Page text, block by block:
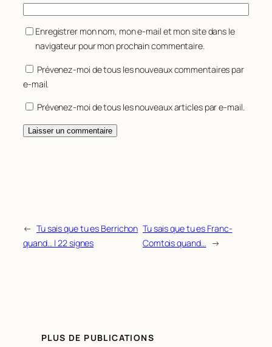
Enregistrer mon nom, mon e-mail et mon site dans le
navigateur pour mon prochain commentaire.
Prévenez-moi de tous les nouveaux commentaires par
e-mail.
Prévenez-moi de tous les nouveaux articles par e-mail.
← Tu sais que tu es Berrichon
quand… | 22 signes
Tu sais que tu es Franc-
Comtois quand… →
PLUS DE PUBLICATIONS